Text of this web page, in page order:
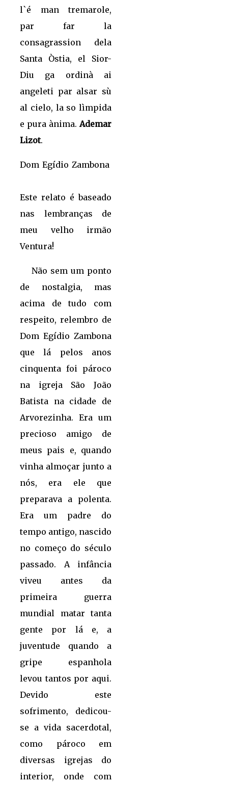
l`é man tremarole,
par far la
consagrassion dela
Santa Òstia, el Sior-
Diu ga ordinà ai
angeleti par alsar sù
al cielo, la so lìmpida
e pura ànima.Ademar
Lizot.
Dom Egídio Zambona
Este relato é baseado
nas lembranças de
meu velho irmão
Ventura!
Não sem um ponto
de nostalgia, mas
acima de tudo com
respeito, relembro de
Dom Egídio Zambona
que lá pelos anos
cinquenta foi pároco
na igreja São João
Batista na cidade de
Arvorezinha. Era um
precioso amigo de
meus pais e, quando
vinha almoçar junto a
nós, era ele que
preparava a polenta.
Era um padre do
tempo antigo, nascido
no começo do século
passado. A infância
viveu antes da
primeira guerra
mundial matar tanta
gente por lá e, a
juventude quando a
gripe espanhola
levou tantos por aqui.
Devido este
sofrimento, dedicou-
se a vida sacerdotal,
como pároco em
diversas igrejas do
interior, onde com